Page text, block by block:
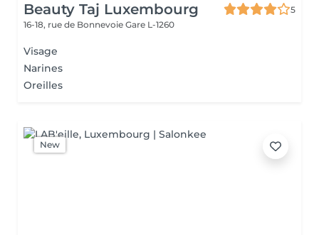
Beauty Taj Luxembourg
5
16-18, rue de Bonnevoie Gare L-1260
Visage
Narines
Oreilles
New